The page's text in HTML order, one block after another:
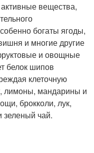
вещества,
богаты ягоды,
и многие другие
и овощные
белок шипов
клеточную
лимоны, мандарины и
брокколи, лук,
зеленый чай.